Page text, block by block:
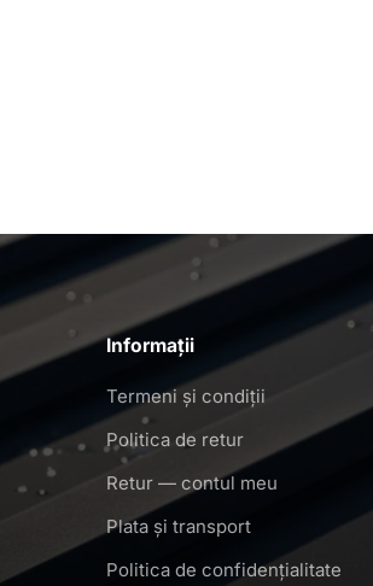
Informații
Termeni și condiții
Politica de retur
Retur — contul meu
Plata și transport
Politica de confidențialitate